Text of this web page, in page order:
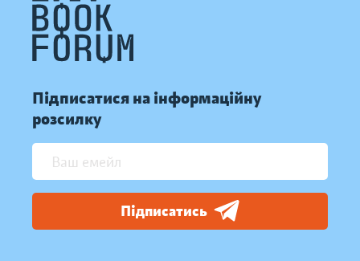
Підписатися на інформаційну
розсилку
Підписатись